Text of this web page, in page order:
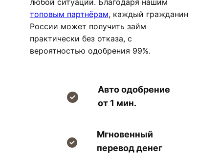
любой ситуации. Благодаря нашим
топовым партнёрам, каждый гражданин
России может получить займ
практически без отказа, с
вероятностью одобрения 99%.
Авто одобрение
от 1 мин.
Мгновенный
перевод денег